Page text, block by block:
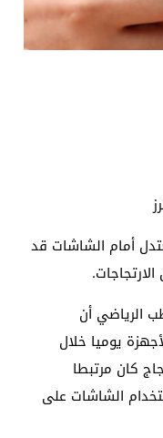
أمام الشاشات قد
الرياضي أن
يوميا خلال
كان مرتبطا
الشاشات على